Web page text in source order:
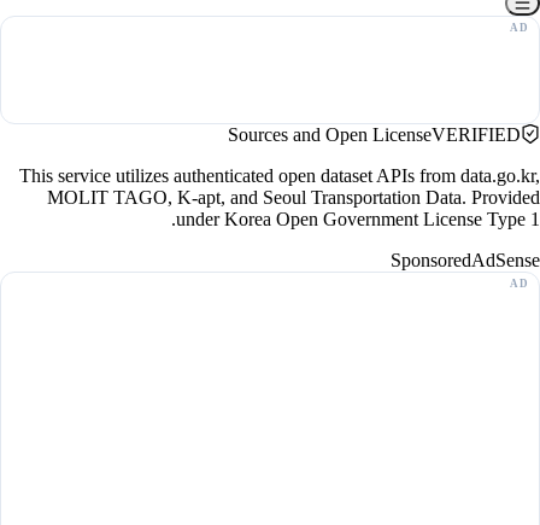
Sources and Open LicenseVERIFIED
This service utilizes authenticated open dataset APIs from data.go.kr,
MOLIT TAGO, K-apt, and Seoul Transportation Data. Provided
under Korea Open Government License Type 1.
SponsoredAdSense